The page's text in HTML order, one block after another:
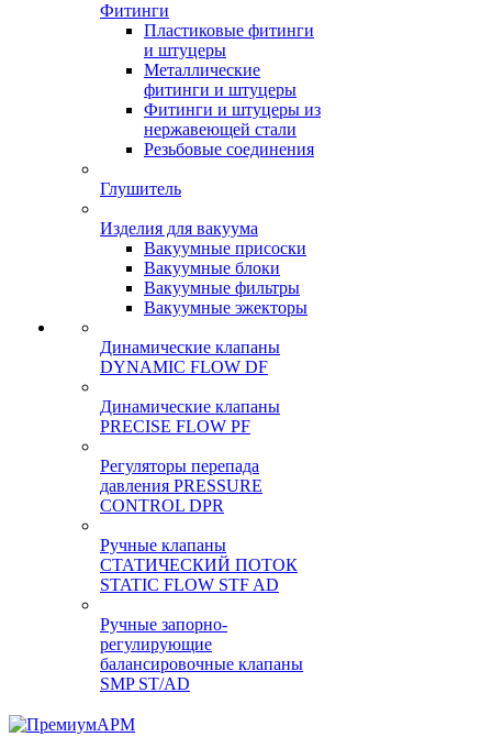
Фитинги
Пластиковые фитинги
и штуцеры
Металлические
фитинги и штуцеры
Фитинги и штуцеры из
нержавеющей стали
Резьбовые соединения
Глушитель
Изделия для вакуума
Вакуумные присоски
Вакуумные блоки
Вакуумные фильтры
Вакуумные эжекторы
Динамические клапаны
DYNAMIC FLOW DF
Динамические клапаны
PRECISE FLOW PF
Регуляторы перепада
давления PRESSURE
CONTROL DPR
Ручные клапаны
СТАТИЧЕСКИЙ ПОТОК
STATIC FLOW STF AD
Ручные запорно-
регулирующие
балансировочные клапаны
SMP ST/AD